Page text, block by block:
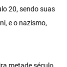
20, sendo suas
e o nazismo,